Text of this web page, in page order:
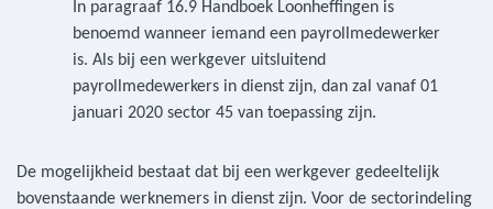
In paragraaf 16.9 Handboek Loonheffingen is
benoemd wanneer iemand een payrollmedewerker
is. Als bij een werkgever uitsluitend
payrollmedewerkers in dienst zijn, dan zal vanaf 01
januari 2020 sector 45 van toepassing zijn.
De mogelijkheid bestaat dat bij een werkgever gedeeltelijk
bovenstaande werknemers in dienst zijn. Voor de sectorindeling